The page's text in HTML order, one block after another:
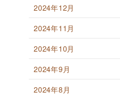
2024年12月
2024年11月
2024年10月
2024年9月
2024年8月